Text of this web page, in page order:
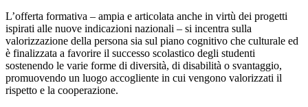
L’offerta formativa – ampia e articolata anche in virtù dei progetti
ispirati alle nuove indicazioni nazionali – si incentra sulla
valorizzazione della persona sia sul piano cognitivo che culturale ed
è finalizzata a favorire il successo scolastico degli studenti
sostenendo le varie forme di diversità, di disabilità o svantaggio,
promuovendo un luogo accogliente in cui vengono valorizzati il
rispetto e la cooperazione.